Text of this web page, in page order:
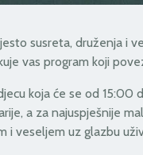
susreta, druženja i
vas program koji
koja će se od 15:00
a za najuspješnije
i veseljem uz glazbu